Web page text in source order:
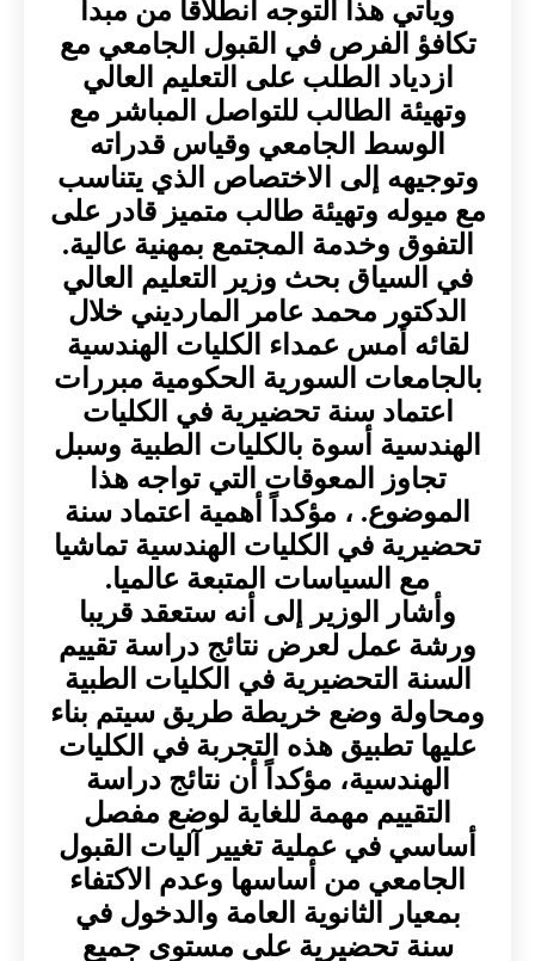
ويأتي هذا التوجه انطلاقا من مبدأ
تكافؤ الفرص في القبول الجامعي مع
ازدياد الطلب على التعليم العالي
وتهيئة الطالب للتواصل المباشر مع
الوسط الجامعي وقياس قدراته
وتوجيهه إلى الاختصاص الذي يتناسب
مع ميوله وتهيئة طالب متميز قادر على
التفوق وخدمة المجتمع بمهنية عالية.
في السياق بحث وزير التعليم العالي
الدكتور محمد عامر المارديني خلال
لقائه أمس عمداء الكليات الهندسية
بالجامعات السورية الحكومية مبررات
اعتماد سنة تحضيرية في الكليات
الهندسية أسوة بالكليات الطبية وسبل
تجاوز المعوقات التي تواجه هذا
الموضوع. ، مؤكداً أهمية اعتماد سنة
تحضيرية في الكليات الهندسية تماشيا
مع السياسات المتبعة عالميا.
وأشار الوزير إلى أنه ستعقد قريبا
ورشة عمل لعرض نتائج دراسة تقييم
السنة التحضيرية في الكليات الطبية
ومحاولة وضع خريطة طريق سيتم بناء
عليها تطبيق هذه التجربة في الكليات
الهندسية، مؤكداً أن نتائج دراسة
التقييم مهمة للغاية لوضع مفصل
أساسي في عملية تغيير آليات القبول
الجامعي من أساسها وعدم الاكتفاء
بمعيار الثانوية العامة والدخول في
سنة تحضيرية على مستوى جميع